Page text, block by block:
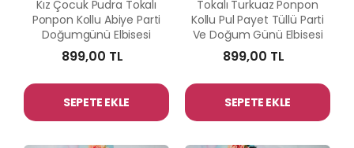
Kız Çocuk Pudra Tokalı
Ponpon Kollu Abiye Parti
Doğumgünü Elbisesi
899,00 TL
SEPETE EKLE
Tokalı Turkuaz Ponpon
Kollu Pul Payet Tüllü Parti
Ve Doğum Günü Elbisesi
899,00 TL
SEPETE EKLE